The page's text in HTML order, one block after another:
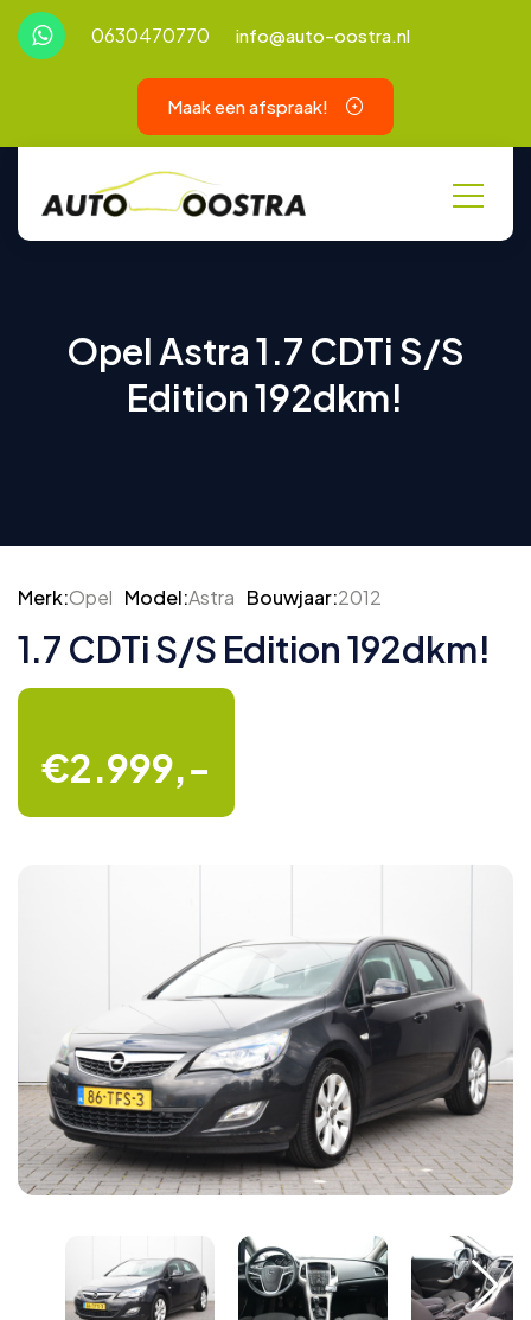
0630470770 info@auto-oostra.nl
Maak een afspraak!
Opel Astra 1.7 CDTi S/S
Edition 192dkm!
Merk:Opel Model:Astra Bouwjaar:2012
1.7 CDTi S/S Edition 192dkm!
€2.999,-